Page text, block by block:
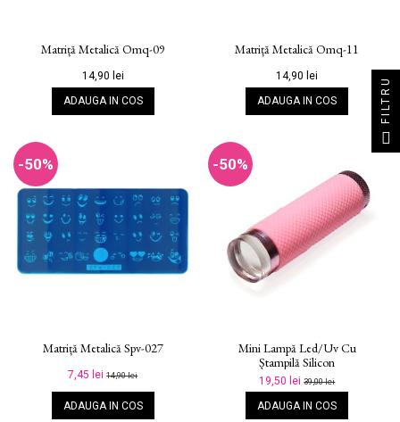
Matriță Metalică Omq-09
14,90 lei
ADAUGA IN COS
Matriță Metalică Omq-11
14,90 lei
ADAUGA IN COS
-50%
Matriță Metalică Spv-027
7,45 lei14,90 lei
ADAUGA IN COS
-50%
Mini Lampă Led/uv Cu
Ștampilă Silicon
19,50 lei39,00 lei
ADAUGA IN COS
FILTRU